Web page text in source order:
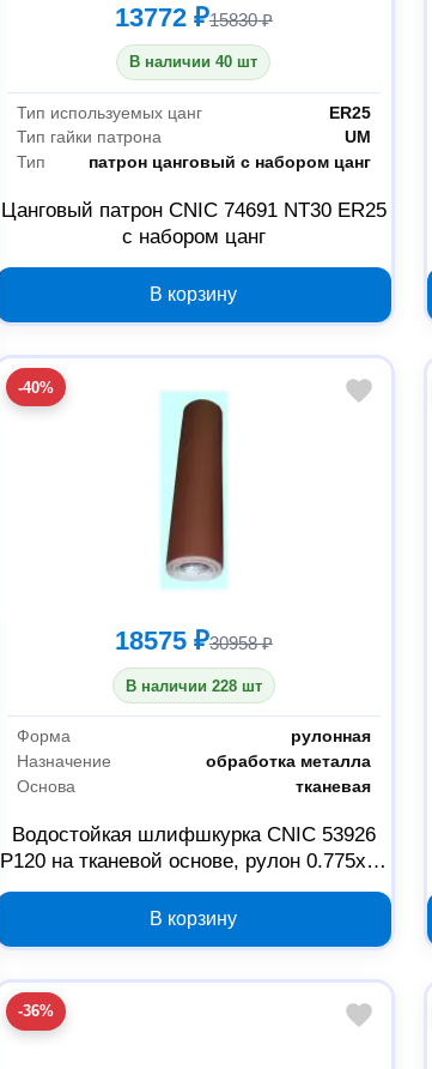
13772 ₽15830 ₽
В наличии 40 шт
Тип используемых цанг
ER25
Тип гайки патрона
UM
Тип
патрон цанговый с набором цанг
Цанговый патрон CNIC 74691 NT30 ER25
с набором цанг
В корзину
-40%
18575 ₽30958 ₽
В наличии 228 шт
Форма
рулонная
Назначение
обработка металла
Основа
тканевая
Водостойкая шлифшкурка CNIC 53926
P120 на тканевой основе, рулон 0.775х20
м
В корзину
-36%